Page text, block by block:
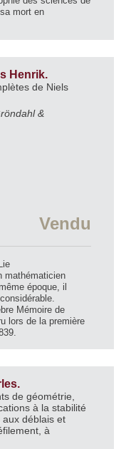
mort en
Henrik.
de Niels
&
Vendu
mathématicien
époque, il
Mémoire de
lors de la première
de géométrie,
à la stabilité
déblais et
à